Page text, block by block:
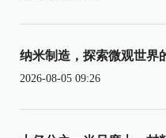
纳米制造，探索微观世界
2026-08-05 09:26